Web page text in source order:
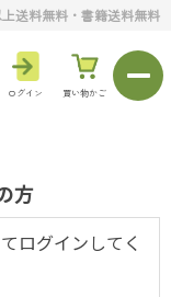
送料無料・書籍送料無料
ログイン 買い物かご
方
ログインしてく